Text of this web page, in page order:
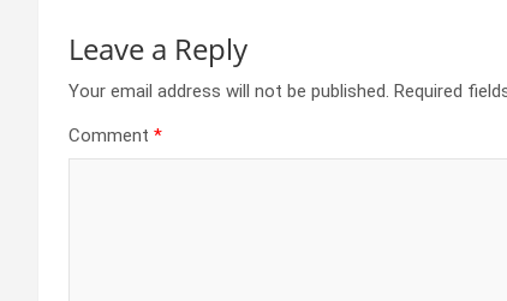
Leave a Reply
Your email address will not be published. Required
Comment *